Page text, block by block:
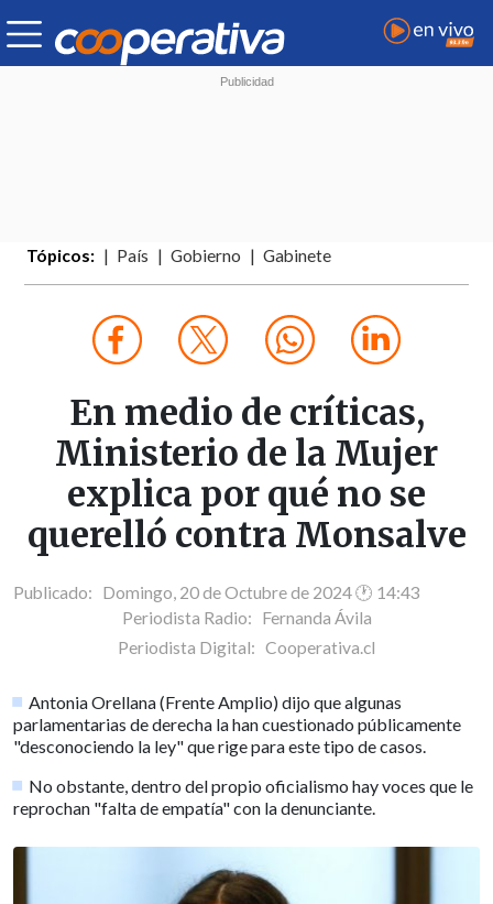
Tópicos: País Gobierno Gabinete
En medio de críticas,
Ministerio de la Mujer
explica por qué no se
querelló contra Monsalve
Publicado: Domingo, 20 de Octubre de 2024 🕐 14:43
Periodista Radio: Fernanda Ávila
Periodista Digital: Cooperativa.cl
Antonia Orellana (Frente Amplio) dijo que algunas
parlamentarias de derecha la han cuestionado públicamente
"desconociendo la ley" que rige para este tipo de casos.
No obstante, dentro del propio oficialismo hay voces que le
reprochan "falta de empatía" con la denunciante.